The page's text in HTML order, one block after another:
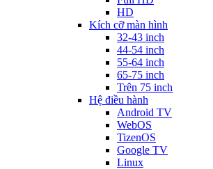
HD
Kích cỡ màn hình
32-43 inch
44-54 inch
55-64 inch
65-75 inch
Trên 75 inch
Hệ điều hành
Android TV
WebOS
TizenOS
Google TV
Linux